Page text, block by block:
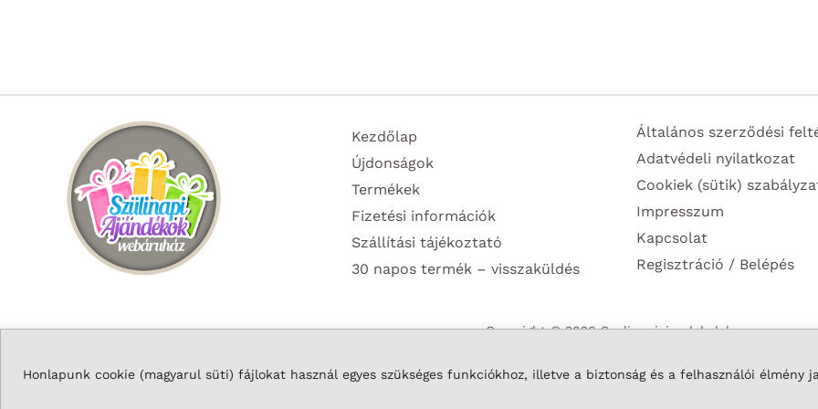
Honlapunk cookie (magyarul süti) fájlokat használ egyes szükséges funkciókhoz, illetve a biztonság és a felhasználói élmény
A
termékoldalon
választhatók
van.
Kezdőlap
Újdonságok
Termékek
Fizetési információk
Szállítási tájékoztató
30 napos termék – visszaküldés
Általános szerződési
Adatvédeli nyilatkozat
Cookiek (sütik)
Impresszum
Kapcsolat
Regisztráció / Belépés
Copyright © 2026 Szulinapiajandekok.hu